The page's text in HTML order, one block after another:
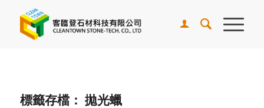
標籤存檔： 拋光蠟